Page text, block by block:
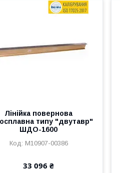
Лінійка повернова
типу "двутавр"
ШДО-1600
M10907-00386
33 096 ₴